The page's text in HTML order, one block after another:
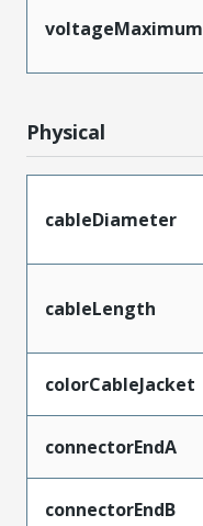
voltageMaximum
Physical
cableDiameter
cableLength
colorCableJacket
connectorEndA
connectorEndB